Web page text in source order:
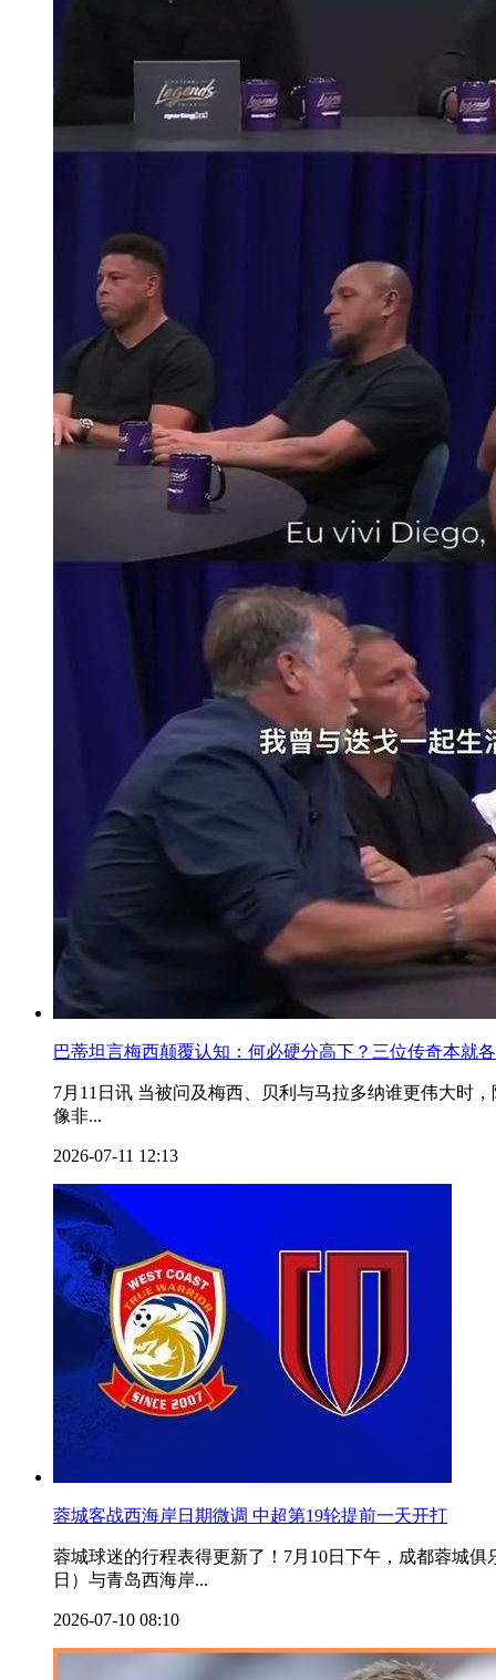
巴蒂坦言梅西颠覆认知：何必硬分高下？三位传奇本就
7月11日讯 当被问及梅西、贝利与马拉多纳谁更伟大时
像非...
2026-07-11 12:13
蓉城客战西海岸日期微调 中超第19轮提前一天开打
蓉城球迷的行程表得更新了！7月10日下午，成都蓉城
日）与青岛西海岸...
2026-07-10 08:10